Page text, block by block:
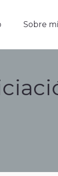
Sobre